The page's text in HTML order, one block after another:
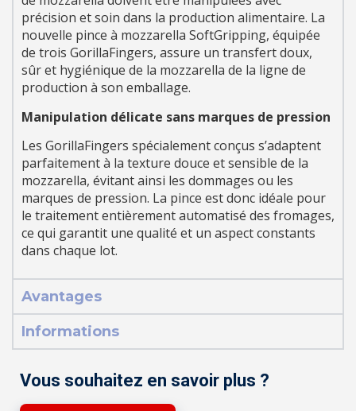
précision et soin dans la production alimentaire. La
nouvelle pince à mozzarella SoftGripping, équipée
de trois GorillaFingers, assure un transfert doux,
sûr et hygiénique de la mozzarella de la ligne de
production à son emballage.
Manipulation délicate sans marques de pression
Les GorillaFingers spécialement conçus s’adaptent
parfaitement à la texture douce et sensible de la
mozzarella, évitant ainsi les dommages ou les
marques de pression. La pince est donc idéale pour
le traitement entièrement automatisé des fromages,
ce qui garantit une qualité et un aspect constants
dans chaque lot.
Avantages
Informations
Vous souhaitez en savoir plus ?